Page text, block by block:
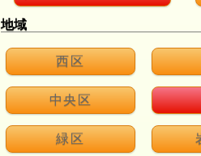
地域
西区
中央区
緑区